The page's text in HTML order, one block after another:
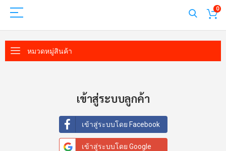
0
หมวดหมู่สินค้า
เข้าสู่ระบบลูกค้า
เข้าสู่ระบบโดย Facebook
เข้าสู่ระบบโดย Google